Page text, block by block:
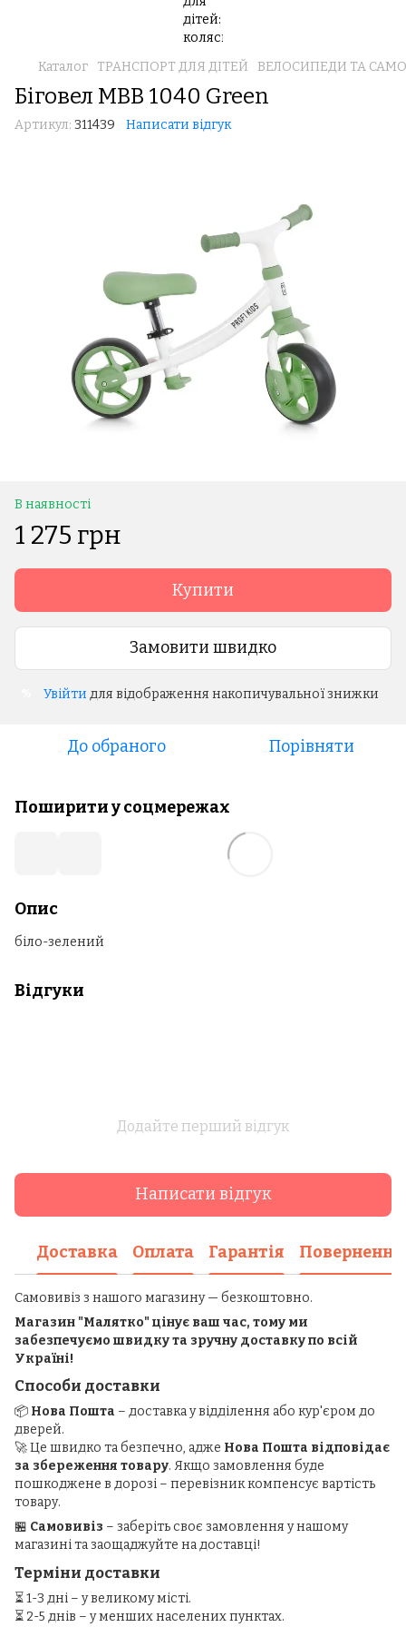
Каталог ТРАНСПОРТ ДЛЯ ДІТЕЙ ВЕЛОСИПЕДИ ТА
Біговел MBB 1040 Green
Артикул: 311439 Написати відгук
В наявності
1 275 грн
Купити
Замовити швидко
Увійти для відображення накопичувальної знижки
До обраного Порівняти
Поширити у соцмережах
Опис
біло-зелений
Відгуки
Додайте перший відгук
Написати відгук
Доставка Оплата Гарантія Повернення
Самовивіз з нашого магазину — безкоштовно.
Магазин "Малятко" цінує ваш час, тому ми
забезпечуємо швидку та зручну доставку по всій
Україні!
Способи доставки
📦 Нова Пошта – доставка у відділення або кур'єром до
дверей.
🚀 Це швидко та безпечно, адже Нова Пошта відповідає
за збереження товару. Якщо замовлення буде
пошкоджене в дорозі – перевізник компенсує вартість
товару.
🏪 Самовивіз – заберіть своє замовлення у нашому
магазині та заощаджуйте на доставці!
Терміни доставки
⏳ 1-3 дні – у великому місті.
⏳ 2-5 днів – у менших населених пунктах.